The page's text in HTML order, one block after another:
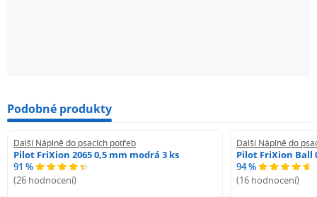
Podobné produkty
Další Náplně do psacích potřeb
Pilot FriXion 2065 0,5 mm modrá 3 ks
91 %
(26 hodnocení)
Další Náplně do
Pilot FriXion Ball
94 %
(16 hodnocení)